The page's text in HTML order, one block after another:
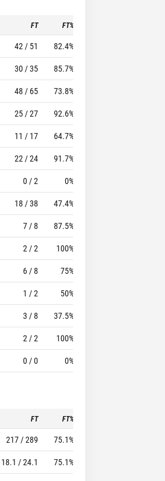
FT FT%
42 / 51 82.4%
30 / 35 85.7%
48 / 65 73.8%
25 / 27 92.6%
11 / 17 64.7%
22 / 24 91.7%
0 / 2 0%
18 / 38 47.4%
7 / 8 87.5%
2 / 2 100%
6 / 8 75%
1 / 2 50%
3 / 8 37.5%
2 / 2 100%
0 / 0 0%
FT FT%
217 / 289 75.1%
18.1 / 24.1 75.1%